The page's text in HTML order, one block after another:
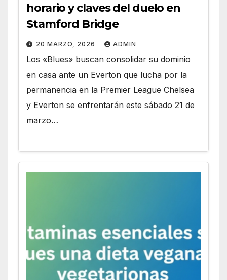
horario y claves del duelo en
Stamford Bridge
20 MARZO, 2026 ADMIN
Los «Blues» buscan consolidar su dominio
en casa ante un Everton que lucha por la
permanencia en la Premier League Chelsea
y Everton se enfrentarán este sábado 21 de
marzo…